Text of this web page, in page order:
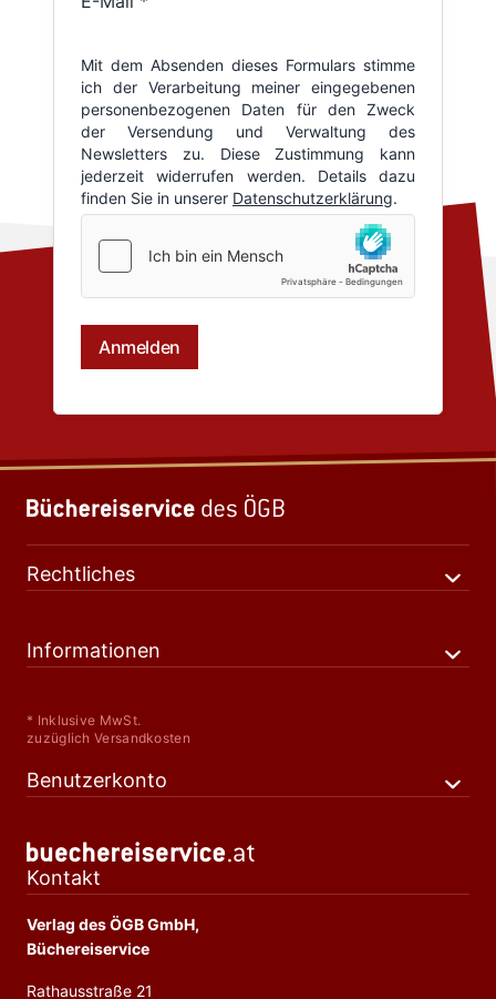
Rechtliches
Informationen
* Inklusive MwSt.
zuzüglich Versandkosten
Benutzerkonto
Kontakt
Verlag des ÖGB GmbH,
Büchereiservice
Rathausstraße 21